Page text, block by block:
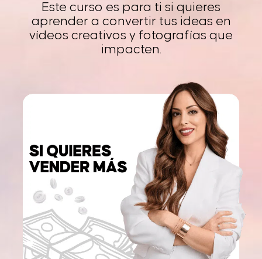
Este curso es para ti si quieres
aprender a convertir tus ideas en
vídeos creativos y fotografías que
impacten.